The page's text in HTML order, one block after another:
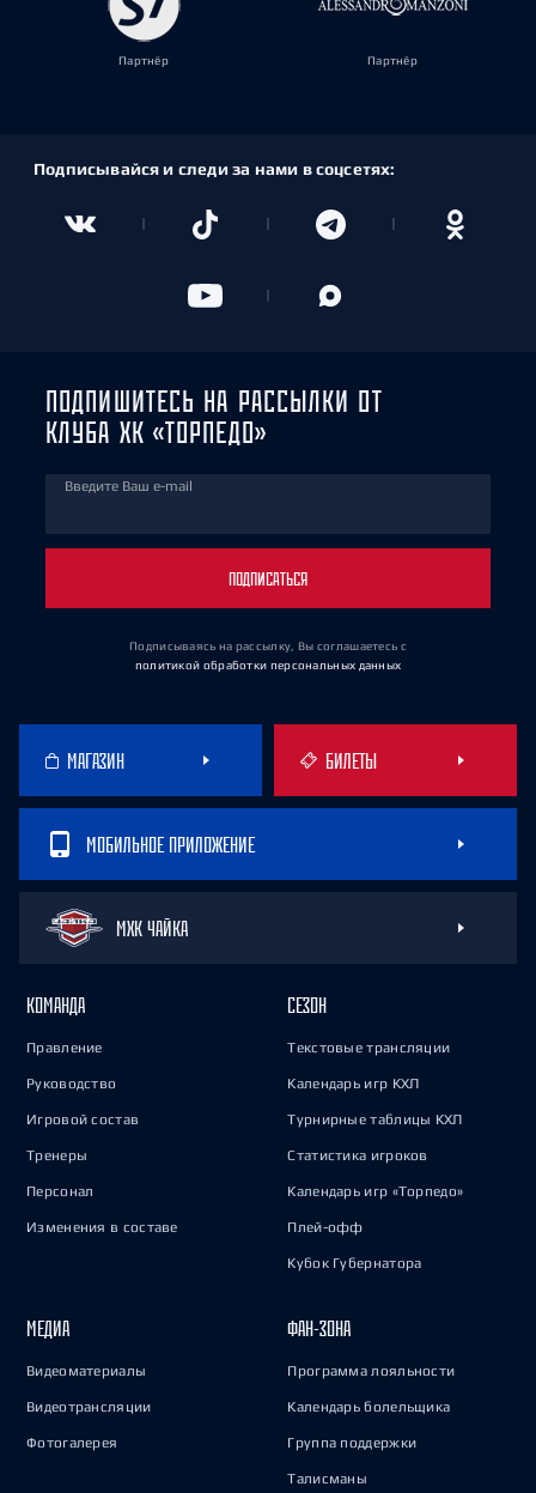
Партнёр Партнёр
Подписывайся и следи за нами в соцсетях:
ПОДПИШИТЕСЬ НА РАССЫЛКИ ОТ
КЛУБА ХК «ТОРПЕДО»
Введите Ваш e-mail
ПОДПИСАТЬСЯ
Подписываясь на рассылку, Вы соглашаетесь с
политикой обработки персональных данных
МАГАЗИН БИЛЕТЫ
МОБИЛЬНОЕ ПРИЛОЖЕНИЕ
МХК ЧАЙКА
КОМАНДА
Правление
Руководство
Игровой состав
Тренеры
Персонал
Изменения в составе
СЕЗОН
Текстовые трансляции
Календарь игр КХЛ
Турнирные таблицы КХЛ
Статистика игроков
Календарь игр «Торпедо»
Плей-офф
Кубок Губернатора
МЕДИА
Видеоматериалы
Видеотрансляции
Фотогалерея
ФАН-ЗОНА
Программа лояльности
Календарь болельщика
Группа поддержки
Талисманы